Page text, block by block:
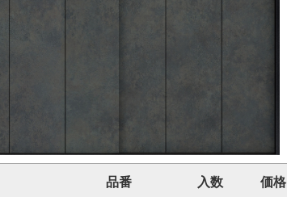
品番 入数 価格